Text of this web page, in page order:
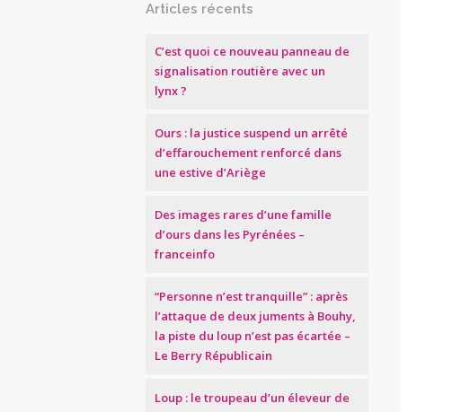
Articles récents
C’est quoi ce nouveau panneau de
signalisation routière avec un
lynx ?
Ours : la justice suspend un arrêté
d’effarouchement renforcé dans
une estive d’Ariège
Des images rares d’une famille
d’ours dans les Pyrénées –
franceinfo
“Personne n’est tranquille” : après
l’attaque de deux juments à Bouhy,
la piste du loup n’est pas écartée –
Le Berry Républicain
Loup : le troupeau d’un éleveur de